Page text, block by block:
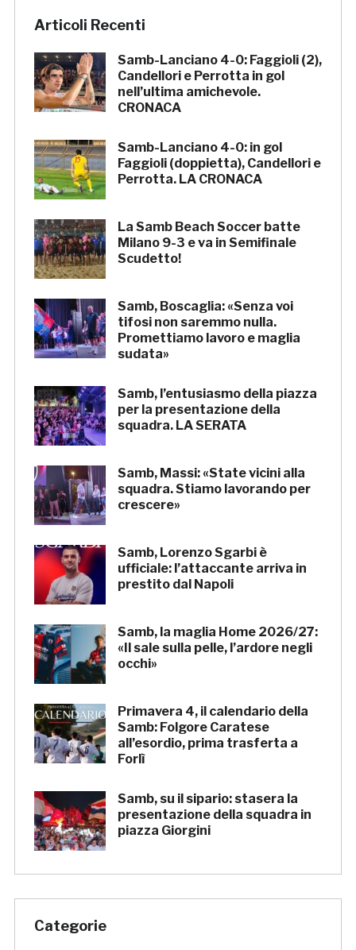
Articoli Recenti
Samb-Lanciano 4-0: Faggioli (2),
Candellori e Perrotta in gol
nell’ultima amichevole.
CRONACA
Samb-Lanciano 4-0: in gol
Faggioli (doppietta), Candellori e
Perrotta. LA CRONACA
La Samb Beach Soccer batte
Milano 9-3 e va in Semifinale
Scudetto!
Samb, Boscaglia: «Senza voi
tifosi non saremmo nulla.
Promettiamo lavoro e maglia
sudata»
Samb, l’entusiasmo della piazza
per la presentazione della
squadra. LA SERATA
Samb, Massi: «State vicini alla
squadra. Stiamo lavorando per
crescere»
Samb, Lorenzo Sgarbi è
ufficiale: l’attaccante arriva in
prestito dal Napoli
Samb, la maglia Home 2026/27:
«Il sale sulla pelle, l’ardore negli
occhi»
Primavera 4, il calendario della
Samb: Folgore Caratese
all’esordio, prima trasferta a
Forlì
Samb, su il sipario: stasera la
presentazione della squadra in
piazza Giorgini
Categorie